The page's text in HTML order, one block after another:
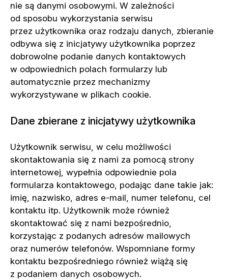
nie są danymi osobowymi. W zależności
od sposobu wykorzystania serwisu
przez użytkownika oraz rodzaju danych, zbieranie
odbywa się z inicjatywy użytkownika poprzez
dobrowolne podanie danych kontaktowych
w odpowiednich polach formularzy lub
automatycznie przez mechanizmy
wykorzystywane w plikach cookie.
Dane zbierane z inicjatywy użytkownika
Użytkownik serwisu, w celu możliwości
skontaktowania się z nami za pomocą strony
internetowej, wypełnia odpowiednie pola
formularza kontaktowego, podając dane takie jak:
imię, nazwisko, adres e-mail, numer telefonu, cel
kontaktu itp. Użytkownik może również
skontaktować się z nami bezpośrednio,
korzystając z podanych adresów mailowych
oraz numerów telefonów. Wspomniane formy
kontaktu bezpośredniego również wiążą się
z podaniem danych osobowych.